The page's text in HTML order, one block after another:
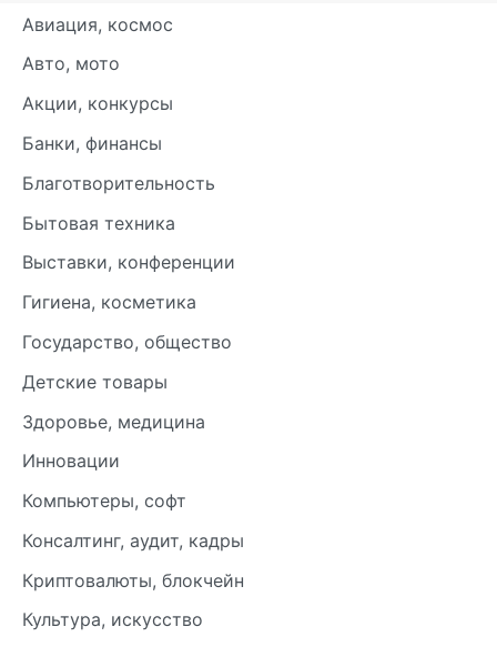
Авиация, космос
Авто, мото
Акции, конкурсы
Банки, финансы
Благотворительность
Бытовая техника
Выставки, конференции
Гигиена, косметика
Государство, общество
Детские товары
Здоровье, медицина
Инновации
Компьютеры, софт
Консалтинг, аудит, кадры
Криптовалюты, блокчейн
Культура, искусство